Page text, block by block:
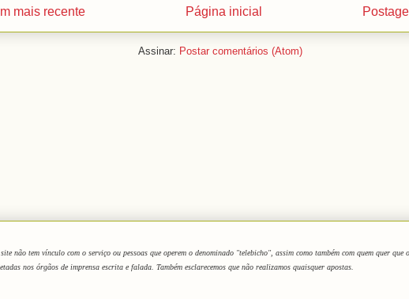
mais recente Página inicial
Assinar: Postar comentários (Atom)
site não tem vínculo com o serviço ou pessoas que operem o denominado "telebicho", assim como também com quem quer
nos órgãos de imprensa escrita e falada. Também esclarecemos que não realizamos quaisquer apostas.